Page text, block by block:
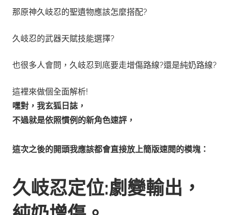
那原神久岐忍的聖遺物應該怎麼搭配?
久岐忍的武器天賦技能選擇?
也很多人會問，久岐忍到底要走增傷路線?還是純奶路線?
這裡來做個全面解析!
嘿對，我玄狐日誌，
不過就是依照慣例的新角色速評，
這次之後的開頭我應該都會直接放上簡版速閱的模塊：
久岐忍定位:劇變輸出，